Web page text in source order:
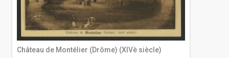
Château de Montélier (Drôme) (XIVè siècle)